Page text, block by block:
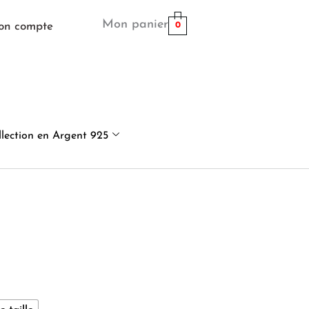
compte Mon panier 0
en Argent 925